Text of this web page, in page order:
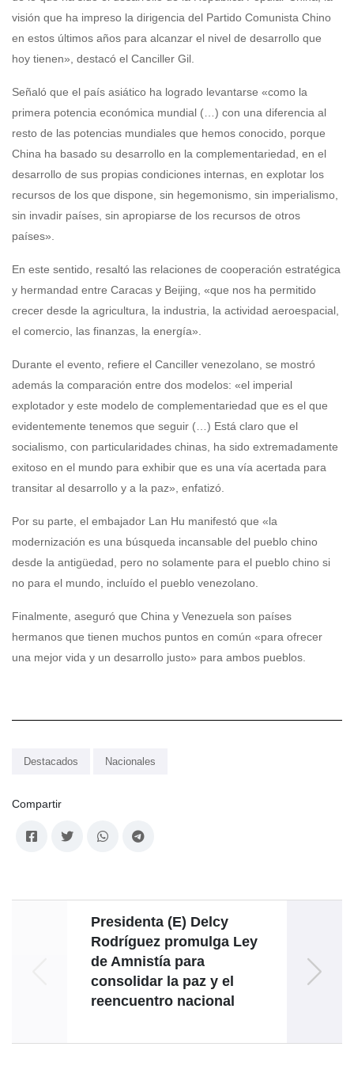
visión que ha impreso la dirigencia del Partido Comunista Chino
en estos últimos años para alcanzar el nivel de desarrollo que
hoy tienen», destacó el Canciller Gil.
Señaló que el país asiático ha logrado levantarse «como la
primera potencia económica mundial (…) con una diferencia al
resto de las potencias mundiales que hemos conocido, porque
China ha basado su desarrollo en la complementariedad, en el
desarrollo de sus propias condiciones internas, en explotar los
recursos de los que dispone, sin hegemonismo, sin imperialismo,
sin invadir países, sin apropiarse de los recursos de otros
países».
En este sentido, resaltó las relaciones de cooperación estratégica
y hermandad entre Caracas y Beijing, «que nos ha permitido
crecer desde la agricultura, la industria, la actividad aeroespacial,
el comercio, las finanzas, la energía».
Durante el evento, refiere el Canciller venezolano, se mostró
además la comparación entre dos modelos: «el imperial
explotador y este modelo de complementariedad que es el que
evidentemente tenemos que seguir (…) Está claro que el
socialismo, con particularidades chinas, ha sido extremadamente
exitoso en el mundo para exhibir que es una vía acertada para
transitar al desarrollo y a la paz», enfatizó.
Por su parte, el embajador Lan Hu manifestó que «la
modernización es una búsqueda incansable del pueblo chino
desde la antigüedad, pero no solamente para el pueblo chino si
no para el mundo, incluído el pueblo venezolano.
Finalmente, aseguró que China y Venezuela son países
hermanos que tienen muchos puntos en común «para ofrecer
una mejor vida y un desarrollo justo» para ambos pueblos.
Destacados Nacionales
Compartir
Presidenta (E) Delcy
Rodríguez promulga Ley
de Amnistía para
consolidar la paz y el
reencuentro nacional